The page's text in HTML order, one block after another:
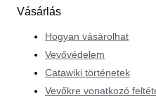
Vásárlás
Hogyan vásárolhat
Vevővédelem
Catawiki történetek
Vevőkre vonatkozó